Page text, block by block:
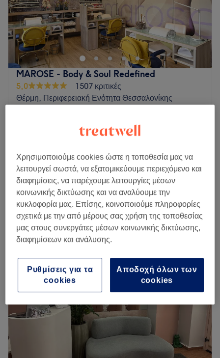
MAROSE - Body & Soul Redefined
5,0
1507 κριτικές
Θέρμη, Περιφερειακή Ενότητα Θεσσαλονίκης
15 λεπτά
€ 0,20
Swarovski Στρασάκια
15 λεπτά
Περισσότερα για το κατάστημα
Δευτέρα 10:00–21:00
Τρίτη
Τετάρτη
10:00–21:00
Πέμπτη
10:00–21:00
Παρασκευή
10:00–21:00
Σάββατο
Κλειστό
Κυριακή
Κλειστό
Το κατάστημα MAROSE- Body & Soul Redefined στην
Θέρμη, έχει σαν γνώμονα την άρτια τεχνική εκπαίδευση, τη
συνεχή αναζήτηση για μικρές στιγμές χαλάρωσης μέσα στη
Χρησιμοποιούμε cookies ώστε η τοποθεσία μας να
λειτουργεί σωστά, να εξατομικεύουμε περιεχόμενο και
διαφημίσεις, να παρέχουμε λειτουργίες μέσων
κοινωνικής δικτύωσης και να αναλύουμε την
κυκλοφορία μας. Επίσης, κοινοποιούμε πληροφορίες
σχετικά με την από μέρους σας χρήση της τοποθεσίας
μας στους συνεργάτες μέσων κοινωνικής δικτύωσης,
διαφημίσεων και ανάλυσης.
Αποδοχή όλων των
cookies
Ρυθμίσεις για τα
cookies